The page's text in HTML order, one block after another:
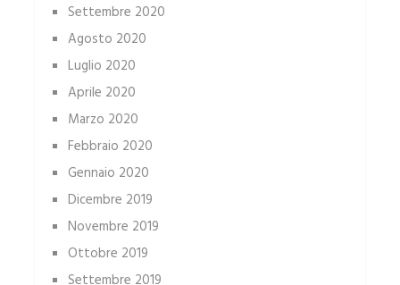
Settembre 2020
Agosto 2020
Luglio 2020
Aprile 2020
Marzo 2020
Febbraio 2020
Gennaio 2020
Dicembre 2019
Novembre 2019
Ottobre 2019
Settembre 2019